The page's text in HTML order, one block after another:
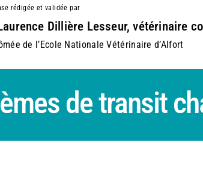
rédigée et validée par
Dillière Lesseur, vétérinaire
de l’Ecole Nationale Vétérinaire d’Alfort
de transit